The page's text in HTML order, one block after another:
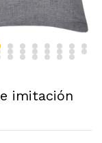
imitación